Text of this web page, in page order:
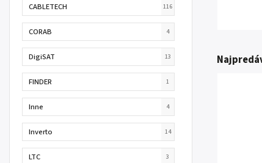
CABLETECH 116
CORAB 4
DigiSAT 13
FINDER 1
Inne 4
Inverto 14
LTC 3